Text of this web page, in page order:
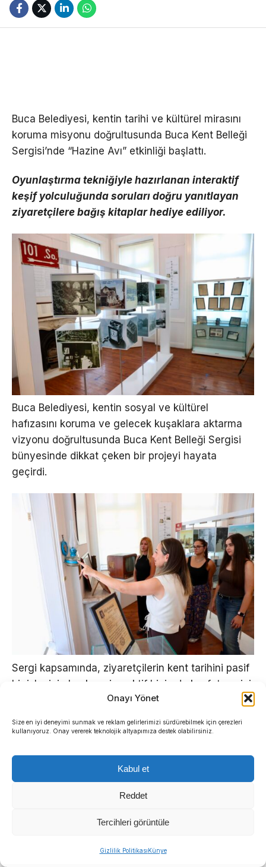
Onayı Yönet
Size en iyi deneyimi sunmak ve reklam gelirlerimizi sürdürebilmek için çerezleri
kullanıyoruz. Onay vererek teknolojik altyapımıza destek olabilirsiniz.
Kabul et
Reddet
Tercihleri görüntüle
Gizlilik PolitikasıKünye
Buca Belediyesi, kentin tarihi ve kültürel mirasını
koruma misyonu doğrultusunda Buca Kent Belleği
Sergisi’nde “Hazine Avı” etkinliği başlattı.
Oyunlaştırma tekniğiyle hazırlanan interaktif
keşif yolculuğunda soruları doğru yanıtlayan
ziyaretçilere bağış kitaplar hediye ediliyor.
Buca Belediyesi, kentin sosyal ve kültürel
hafızasını koruma ve gelecek kuşaklara aktarma
vizyonu doğrultusunda Buca Kent Belleği Sergisi
bünyesinde dikkat çeken bir projeyi hayata
geçirdi.
Sergi kapsamında, ziyaretçilerin kent tarihini pasif
bir izleyici olmak yerine aktif biçimde keşfetmesini
sağlayan “Hazine Avı” etkinliği başlatıldı.
“Sergimizdeki bazı tarihi objeler sizinle konuşmak
ziyaretçileri interaktif bir serüvene davet ediyor.